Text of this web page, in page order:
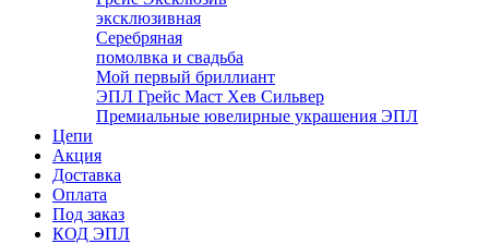
эксклюзивная
Серебряная
помолвка и свадьба
Мой первый бриллиант
ЭПЛ Грейс Маст Хев Сильвер
Премиальные ювелирные украшения ЭПЛ
Цепи
Акция
Доставка
Оплата
Под заказ
КОД ЭПЛ